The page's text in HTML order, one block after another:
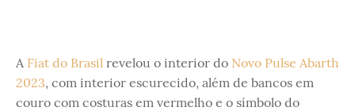
A Fiat do Brasil revelou o interior do Novo Pulse Abarth
2023, com interior escurecido, além de bancos em
couro com costuras em vermelho e o símbolo do